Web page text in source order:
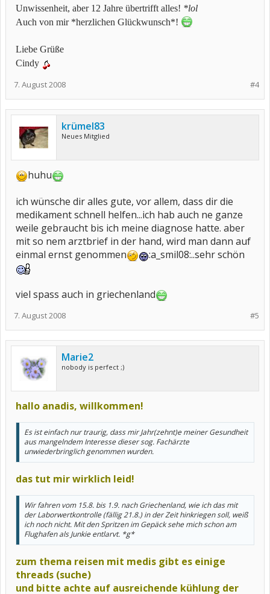
Unwissenheit, aber 12 Jahre übertrifft alles! *lol
Auch von mir *herzlichen Glückwunsch*!
Liebe Grüße
Cindy
#4
7. August 2008
krümel83
Neues Mitglied
huhu
ich wünsche dir alles gute, vor allem, dass dir die
medikament schnell helfen...ich hab auch ne ganze
weile gebraucht bis ich meine diagnose hatte. aber
mit so nem arztbrief in der hand, wird man dann auf
einmal ernst genommen
:a_smil08:..sehr schön
viel spass auch in griechenland
#5
7. August 2008
Marie2
nobody is perfect ;)
hallo anadis, willkommen!
Es ist einfach nur traurig, dass mir Jahr(zehnt)e meiner Gesundheit
aus mangelndem Interesse dieser sog. Fachärzte
unwiederbringlich genommen wurden.
das tut mir wirklich leid!
Wir fahren vom 15.8. bis 1.9. nach Griechenland, wie ich das mit
der Laborwertkontrolle (fällig 21.8.) in der Zeit hinkriegen soll, weiß
ich noch nicht. Mit den Spritzen im Gepäck sehe mich schon am
Flughafen als Junkie entlarvt. *g*
zum thema reisen mit medis gibt es einige
threads (suche)
und bitte achte auf ausreichende kühlung der